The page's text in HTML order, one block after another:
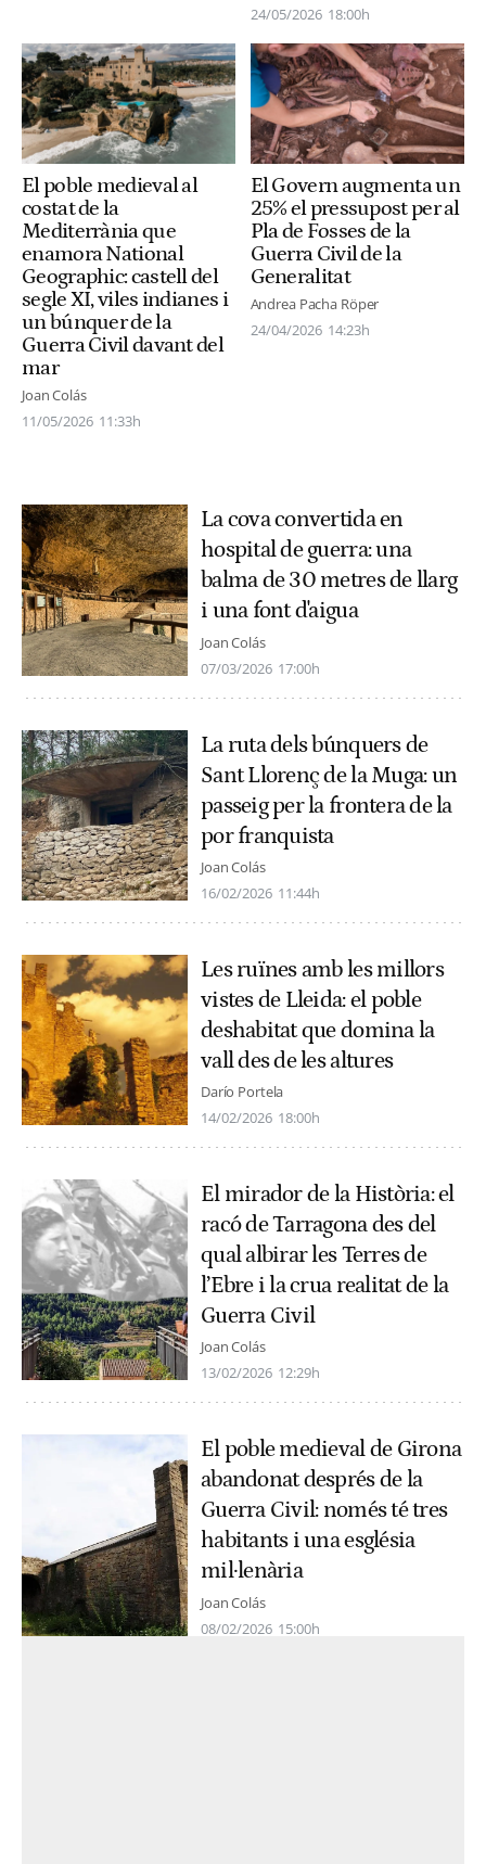
24/05/2026 18:00h
El poble medieval al
costat de la
Mediterrània que
enamora National
Geographic: castell del
segle XI, viles indianes i
un búnquer de la
Guerra Civil davant del
mar
Joan Colás
11/05/2026 11:33h
El Govern augmenta un
25% el pressupost per al
Pla de Fosses de la
Guerra Civil de la
Generalitat
Andrea Pacha Röper
24/04/2026 14:23h
La cova convertida en
hospital de guerra: una
balma de 30 metres de llarg
i una font d'aigua
Joan Colás
07/03/2026 17:00h
La ruta dels búnquers de
Sant Llorenç de la Muga: un
passeig per la frontera de la
por franquista
Joan Colás
16/02/2026 11:44h
Les ruïnes amb les millors
vistes de Lleida: el poble
deshabitat que domina la
vall des de les altures
Darío Portela
14/02/2026 18:00h
El mirador de la Història: el
racó de Tarragona des del
qual albirar les Terres de
l’Ebre i la crua realitat de la
Guerra Civil
Joan Colás
13/02/2026 12:29h
El poble medieval de Girona
abandonat després de la
Guerra Civil: només té tres
habitants i una església
mil·lenària
Joan Colás
08/02/2026 15:00h